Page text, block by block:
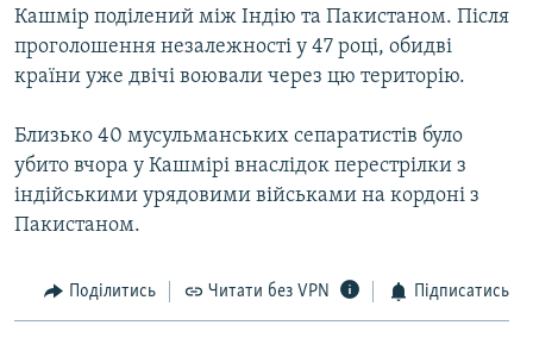
ДОЛУЧАЙСЯ!
Усі сайти RFE/RL
Кашмір поділений між Індію та Пакистаном. Після
проголошення незалежності у 47 році, обидві
країни уже двічі воювали через цю територію.
Близько 40 мусульманських сепаратистів було
убито вчора у Кашмірі внаслідок перестрілки з
індійськими урядовими військами на кордоні з
Пакистаном.
Поділитись Читати без VPN Підписатись